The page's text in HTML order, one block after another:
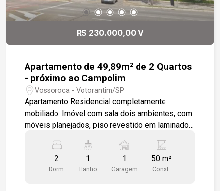
R$ 230.000,00 V
Apartamento de 49,89m² de 2 Quartos
- próximo ao Campolim
Vossoroca - Votorantim/SP
Apartamento Residencial completamente
mobiliado. Imóvel com sala dois ambientes, com
móveis planejados, piso revestido em laminado
embutidas. Cozinha americana com piso e
azulejos cerâmicos, balcão com tampo em
granito com cooktop, forno embutido e armários
2
Dorm.
1
Banho
1
Garagem
50 m²
Const.